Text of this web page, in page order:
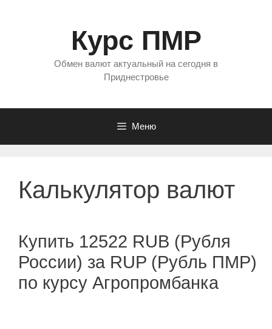
Курс ПМР
Обмен валют актуальный на сегодня в
Приднестровье
Меню
Калькулятор валют
Купить 12522 RUB (Рубля
России) за RUP (Рубль ПМР)
по курсу Агропромбанка